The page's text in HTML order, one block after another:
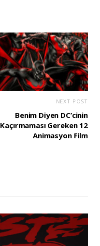
NEXT POST
Benim Diyen DC’cinin
Kaçırmaması Gereken 12
Animasyon Film